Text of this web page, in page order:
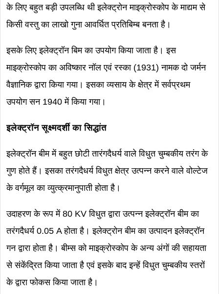
के लिए बहुत बड़ी उपलब्धि थी इलेक्ट्रोन माइक्रोस्कोप के माद्यम से
किसी वस्तु का लाखो गुना आवर्धित प्रतिबिम्ब बनता है।
इसके लिए इलेक्ट्रॉन बिम का उपयोग किया जाता है। इस
माइक्रोस्कोप का अविष्कार नॉल एवं रस्का (1931) नामक दो जर्मन
वैज्ञानिक द्वारा किया गया। इसका व्यसाय के क्षेत्र में सर्वप्रथम
उपयोग सन 1940 में किया गया।
इलेक्ट्रॉन सूक्ष्मदर्शी का सिद्धांत
इलेक्ट्रॉन बीम में बहुत छोटी तारंगदैधर्य वाले विधुत चुम्बकीय तरंग के
गुण होते हैं। इसका तरंगदैधर्य विधुत क्षेत्र उत्पन्न करने वाले वोल्टेज
के वर्गमूल का व्युत्क्रमानुपाती होता है।
उदाहरण के रूप में 80 KV विधुत द्वारा उत्पन्न इलेक्ट्रॉन बीम का
तरंगदैधर्य 0.05 A होता है। इलेक्ट्रोन बीम का उत्पादन इलेक्ट्रॉन
गन द्वारा होता है। बीम्स को माइक्रोस्कोप के अन्य अंगों की सहायता
से संकेंद्रित किया जाता है एवं इसके बाद इन्हें विधुत चुम्बकीय स्तरों
के द्वारा फोकस किया जाता है।